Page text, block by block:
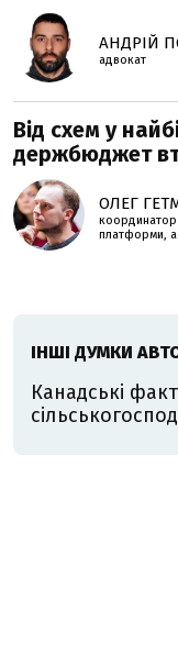
АНДРІЙ
адвокат
Від схем у
держбюджет
ОЛЕГ
координатор
платформи,
ІНШІ ДУМКИ
Канадські